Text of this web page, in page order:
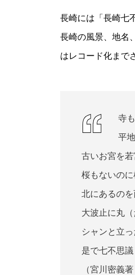
長崎には「長崎七
長崎の風景、地名
はレコード化まで
寺
平
古いお宮を若
桜もないの
北にあるのを
大波止に丸
シャンと立
是で七不思議
（宮川密義